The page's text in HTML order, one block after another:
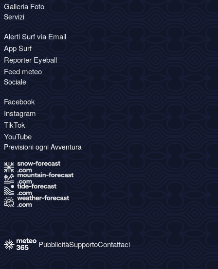
Galleria Foto
Servizi
Alerti Surf via Email
App Surf
Reporter Eyeball
Feed meteo
Sociale
Facebook
Instagram
TikTok
YouTube
Previsioni ogni Avventura
PubblicitàSupportoContattaci